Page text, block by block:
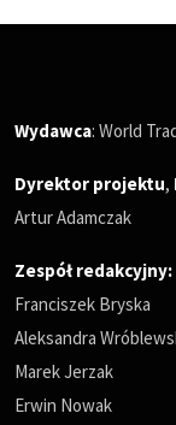
Wydawca: World
Dyrektor projektu,
Artur Adamczak
Zespół redakcyjny:
Franciszek Bryska
Aleksandra
Marek Jerzak
Erwin Nowak